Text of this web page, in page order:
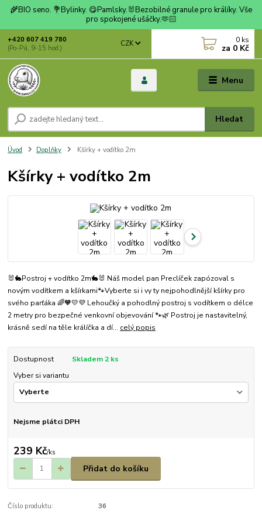
🌾BIO seno. 💐Bylinky. 😋Pamlsky.🐰Bezobilné granule pro králíky. Vše
pro spokojené ušáčky.🫶🏻
Menu
CZK
Hledat
+420 607 419 780
(Po-Pá, 9-15 hod.)
0 ks
za 0 Kč
Úvod Doplňky Kšírky + vodítko 2m
Kšírky + vodítko 2m
🐰🐇Postroj + vodítko 2m🐇🐰 Náš model pan Preclíček zapózoval s
novým vodítkem a kšírkami🐾Vyberte si i vy ty nejpohodlnější kšírky pro
svého parťáka 🌈🧡💛💜 Lehoučký a pohodlný postroj s vodítkem o délce
2 metry pro bezpečné venkovní objevování 🐾🌿 Postroj je nastavitelný,
krásně sedí na těle králíčka a dí... celý popis
Dostupnost
Skladem 2 ks
Vyber si variantu
Nejsme plátci DPH
239 Kč/ks
Přidat do košíku
Číslo produktu: 36